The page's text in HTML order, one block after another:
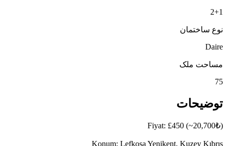
2+1
نوع ساختمان
Daire
مساحت ملک
75
توضیحات